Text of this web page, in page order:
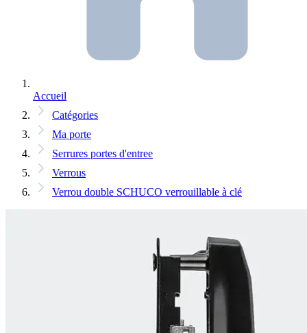
Accueil
Catégories
Ma porte
Serrures portes d'entree
Verrous
Verrou double SCHUCO verrouillable à clé